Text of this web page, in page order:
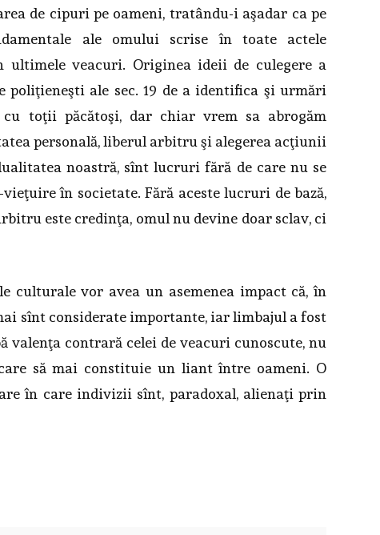
de cipuri pe oameni, tratându-i aşadar ca pe
ale omului scrise în toate actele
veacuri. Originea ideii de culegere a
poliţieneşti ale sec. 19 de a identifica şi urmări
toţii păcătoşi, dar chiar vrem sa abrogăm
personală, liberul arbitru şi alegerea acţiunii
noastră, sînt lucruri fără de care nu se
în societate. Fără aceste lucruri de bază,
este credinţa, omul nu devine doar sclav, ci
culturale vor avea un asemenea impact că, în
sînt considerate importante, iar limbajul a fost
contrară celei de veacuri cunoscute, nu
să mai constituie un liant între oameni. O
în care indivizii sînt, paradoxal, alienaţi prin